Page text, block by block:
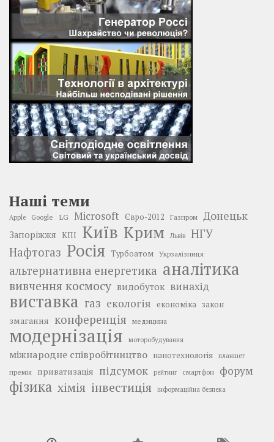
Наші теми
Apple Google LG Microsoft Євро-2012 Газпром Донецьк
Запоріжжя КПІ Київ Крим Львів
НГУ
Нафтогаз Росія Турбоатом Укрзалізниця
альтернативна енергетика аналітика
вивчення космосу видобуток винахід
виставка газ екологія економіка закон
змагання конференція медицина
модернізація моторобудування
міжнародне співробітництво нанотехнологія планшет
премія приватизація підсумок рейтинг смартфон форум
фізика хімія інвестиція інформаційна безпека